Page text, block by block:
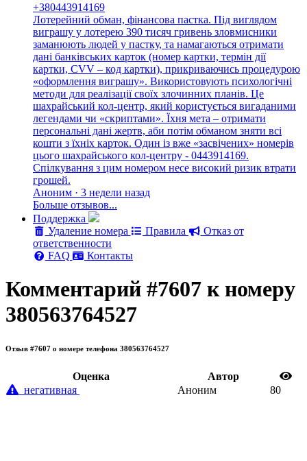
+380443914169
Лотерейний обман, фінансова пастка. Під виглядом
виграшу у лотерею 390 тисяч гривень зловмисники
заманюють людей у пастку, та намагаються отримати
дані банківських карток (номер картки, термін дії
картки, CVV – код картки), прикриваючись процедурою
«оформлення виграшу». Використовують психологічні
методи для реалізації своїх злочинних планів. Це
шахрайський кол-центр, який користується вигаданими
легендами чи «скриптами». Їхня мета – отримати
персональні дані жертв, аби потім обманом зняти всі
кошти з їхніх карток. Один із вже «засвічених» номерів
цього шахрайського кол-центру - 0443914169.
Спілкування з цим номером несе високий ризик втрати
грошей.
Аноним · 3 недели назад
Больше отзывов...
Поддержка
Удаление номера
Правила
Отказ от
ответственности
FAQ
Контакты
Комментарий #7607 к номеру
380563764527
Отзыв #7607 о номере телефона 380563764527
Oценка
Автор
негативная
Аноним 80